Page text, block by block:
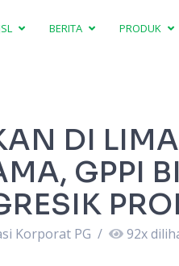
BERITA PRODUK
DI
GPPI
Korporat PG / 92x